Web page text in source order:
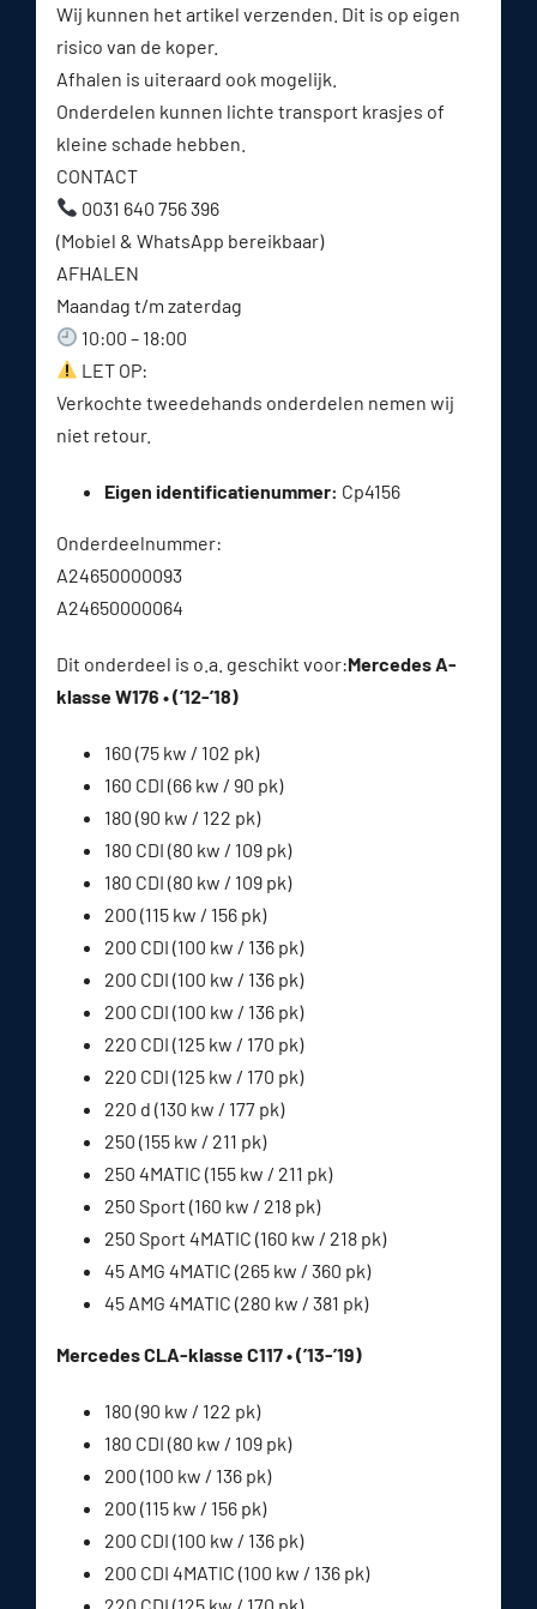
Wij kunnen het artikel verzenden. Dit is op eigen
risico van de koper.
Afhalen is uiteraard ook mogelijk.
Onderdelen kunnen lichte transport krasjes of
kleine schade hebben.
CONTACT
0031 640 756 396
(Mobiel & WhatsApp bereikbaar)
AFHALEN
Maandag t/m zaterdag
10:00 – 18:00
LET OP:
Verkochte tweedehands onderdelen nemen wij
niet retour.
Eigen identificatienummer: Cp4156
Onderdeelnummer:
A24650000093
A24650000064
Dit onderdeel is o.a. geschikt voor:Mercedes A-
klasse W176 • (’12-’18)
160 (75 kw / 102 pk)
160 CDI (66 kw / 90 pk)
180 (90 kw / 122 pk)
180 CDI (80 kw / 109 pk)
180 CDI (80 kw / 109 pk)
200 (115 kw / 156 pk)
200 CDI (100 kw / 136 pk)
200 CDI (100 kw / 136 pk)
200 CDI (100 kw / 136 pk)
220 CDI (125 kw / 170 pk)
220 CDI (125 kw / 170 pk)
220 d (130 kw / 177 pk)
250 (155 kw / 211 pk)
250 4MATIC (155 kw / 211 pk)
250 Sport (160 kw / 218 pk)
250 Sport 4MATIC (160 kw / 218 pk)
45 AMG 4MATIC (265 kw / 360 pk)
45 AMG 4MATIC (280 kw / 381 pk)
Mercedes CLA-klasse C117 • (’13-’19)
180 (90 kw / 122 pk)
180 CDI (80 kw / 109 pk)
200 (100 kw / 136 pk)
200 (115 kw / 156 pk)
200 CDI (100 kw / 136 pk)
200 CDI 4MATIC (100 kw / 136 pk)